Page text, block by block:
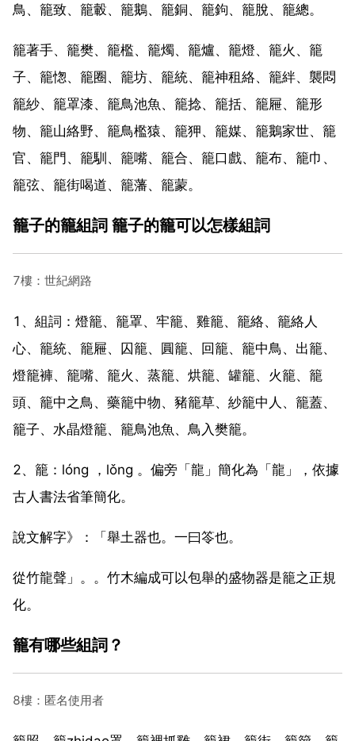
鳥、籠致、籠轂、籠鵝、籠銅、籠鉤、籠脫、籠總。
籠著手、籠樊、籠檻、籠燭、籠爐、籠燈、籠火、籠
子、籠愡、籠圈、籠坊、籠統、籠神租絡、籠絆、襲悶
籠紗、籠罩漆、籠鳥池魚、籠捻、籠括、籠屜、籠形
物、籠山絡野、籠鳥檻猿、籠狎、籠媒、籠鵝家世、籠
官、籠門、籠馴、籠嘴、籠合、籠口戲、籠布、籠巾、
籠弦、籠街喝道、籠藩、籠蒙。
籠子的籠組詞 籠子的籠可以怎樣組詞
7樓：世紀網路
1、組詞：燈籠、籠罩、牢籠、雞籠、籠絡、籠絡人
心、籠統、籠屜、囚籠、圓籠、回籠、籠中鳥、出籠、
燈籠褲、籠嘴、籠火、蒸籠、烘籠、罐籠、火籠、籠
頭、籠中之鳥、藥籠中物、豬籠草、紗籠中人、籠蓋、
籠子、水晶燈籠、籠鳥池魚、鳥入樊籠。
2、籠：lóng ，lǒng 。偏旁「龍」簡化為「龍」，依據
古人書法省筆簡化。
說文解字》：「舉土器也。一曰笭也。
從竹龍聲」。。竹木編成可以包舉的盛物器是籠之正規
化。
籠有哪些組詞？
8樓：匿名使用者